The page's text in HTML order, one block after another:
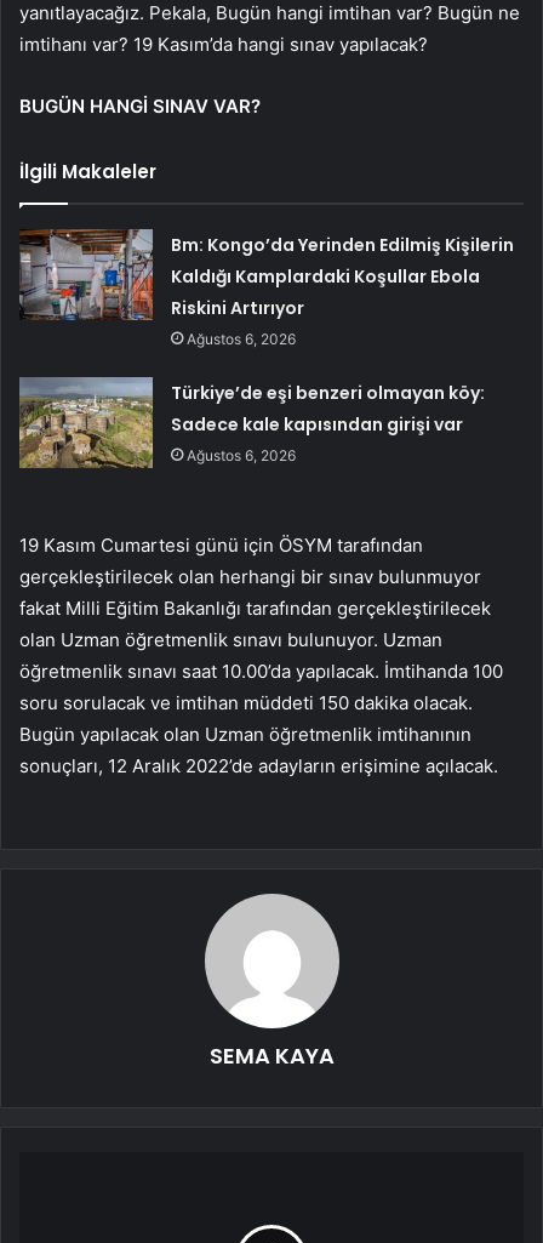
yanıtlayacağız. Pekala, Bugün hangi imtihan var? Bugün ne
imtihanı var? 19 Kasım’da hangi sınav yapılacak?
BUGÜN HANGİ SINAV VAR?
İlgili Makaleler
Bm: Kongo’da Yerinden Edilmiş Kişilerin
Kaldığı Kamplardaki Koşullar Ebola
Riskini Artırıyor
Ağustos 6, 2026
Türkiye’de eşi benzeri olmayan köy:
Sadece kale kapısından girişi var
Ağustos 6, 2026
19 Kasım Cumartesi günü için ÖSYM tarafından
gerçekleştirilecek olan herhangi bir sınav bulunmuyor
fakat Milli Eğitim Bakanlığı tarafından gerçekleştirilecek
olan Uzman öğretmenlik sınavı bulunuyor. Uzman
öğretmenlik sınavı saat 10.00’da yapılacak. İmtihanda 100
soru sorulacak ve imtihan müddeti 150 dakika olacak.
Bugün yapılacak olan Uzman öğretmenlik imtihanının
sonuçları, 12 Aralık 2022’de adayların erişimine açılacak.
SEMA KAYA